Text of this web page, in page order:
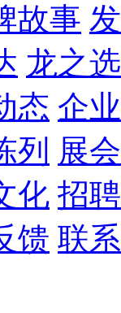
故事
龙之选
态 企
列 展
化 招
馈 联